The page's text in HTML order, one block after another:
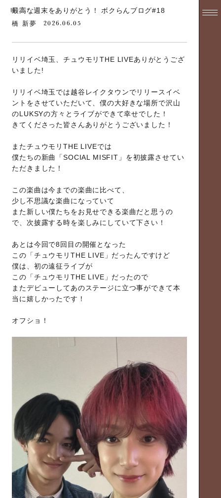
最高な週末をありがとう！ ボクらんブログ#18
橋 新夢 2026.06.05
リリイベ埼玉、チュウモリTHE LIVEありがとうござ
いました!
リリイベ埼玉では越谷レイクタウンでリリースイベ
ントをさせていただいて、僕の大好きな場所で沢山
のLUKSYの方々とライブができて幸せでした！
きてくださった皆さんありがとうございました！
またチュウモリTHE LIVEでは
僕たちの新曲「SOCIAL MISFIT」を初披露させてい
ただきました！
この楽曲は今までの楽曲に比べて、
少し不思議な楽曲になっていて
また新しい僕たちをお見せできる楽曲だと思うの
で、次披露する時を楽しみにしていて下さい！
あとは今回で8回目の開催となった
この「チュウモリTHE LIVE」だったんですけど
僕は、初の遠征ライブが
この「チュウモリTHE LIVE」だったので
またデビューしてあのステージに立つ事ができて本
当に嬉しかったです！
オフショ！